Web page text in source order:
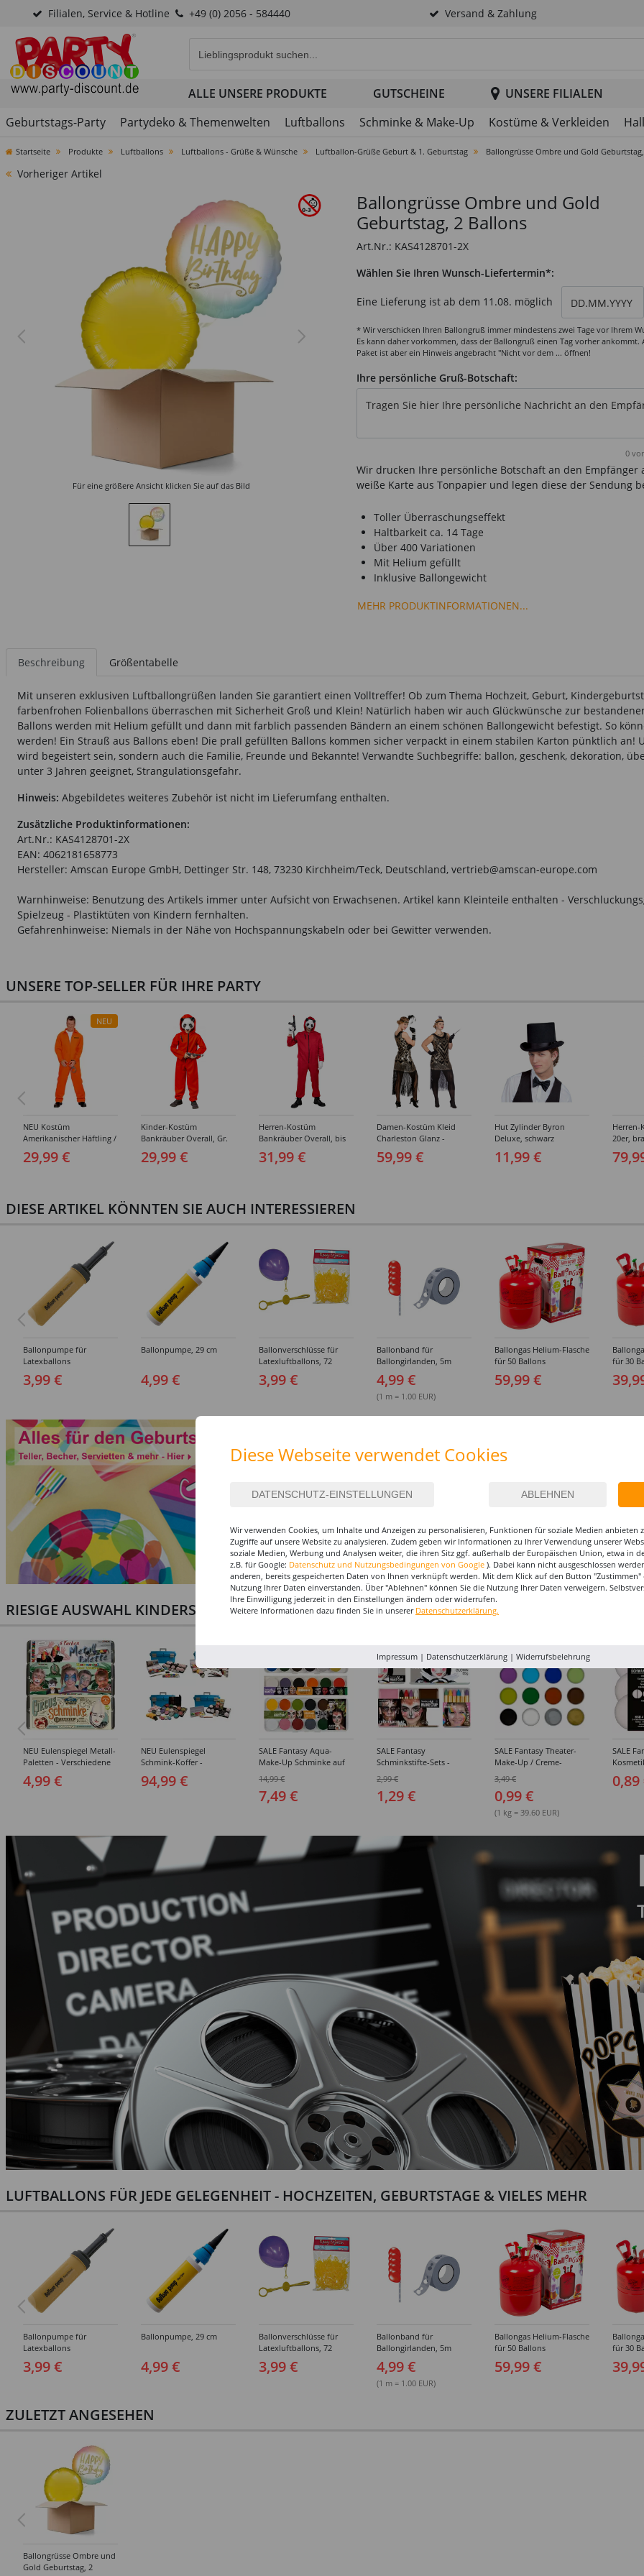
Filialen, Service & Hotline +49 (0) 2056 - 584440 Versand & Zahlung
ALLE UNSERE PRODUKTE GUTSCHEINE
UNSERE FILIALEN
Geburtstags-Party
Partydeko & Themenwelten Luftballons Schminke & Make-Up Kostüme & Verkleiden
Startseite Produkte Luftballons Luftballons - Grüße & Wünsche Luftballon-Grüße Geburt & 1. Geburtstag Ballongrüsse Ombre und Gold
Vorheriger Artikel
Für eine größere Ansicht klicken Sie auf das Bild
Ballongrüsse Ombre und Gold
Geburtstag, 2 Ballons
Art.Nr.: KAS4128701-2X
Wählen Sie Ihren Wunsch-Liefertermin*:
Eine Lieferung ist ab dem 11.08. möglich
* Wir verschicken Ihren Ballongruß immer mindestens zwei Tage vor Ihrem
Es kann daher vorkommen, dass der Ballongruß einen Tag vorher ankommt.
Paket ist aber ein Hinweis angebracht "Nicht vor dem ... öffnen!
Ihre persönliche Gruß-Botschaft:
0
Wir drucken Ihre persönliche Botschaft an den Empfänger
weiße Karte aus Tonpapier und legen diese der Sendung
Toller Überraschungseffekt
Haltbarkeit ca. 14 Tage
Über 400 Variationen
Mit Helium gefüllt
Inklusive Ballongewicht
MEHR PRODUKTINFORMATIONEN...
Beschreibung Größentabelle
Mit unseren exklusiven Luftballongrüßen landen Sie garantiert einen Volltreffer! Ob zum Thema Hochzeit, Geburt,
farbenfrohen Folienballons überraschen mit Sicherheit Groß und Klein! Natürlich haben wir auch Glückwünsche zur
Ballons werden mit Helium gefüllt und dann mit farblich passenden Bändern an einem schönen Ballongewicht befestigt. So
werden! Ein Strauß aus Ballons eben! Die prall gefüllten Ballons kommen sicher verpackt in einem stabilen Karton pünktlich an!
wird begeistert sein, sondern auch die Familie, Freunde und Bekannte! Verwandte Suchbegriffe: ballon, geschenk, dekoration,
unter 3 Jahren geeignet, Strangulationsgefahr.
Hinweis: Abgebildetes weiteres Zubehör ist nicht im Lieferumfang enthalten.
Zusätzliche Produktinformationen:
Art.Nr.: KAS4128701-2X
EAN: 4062181658773
Hersteller: Amscan Europe GmbH, Dettinger Str. 148, 73230 Kirchheim/Teck, Deutschland, vertrieb@amscan-europe.com
Warnhinweise: Benutzung des Artikels immer unter Aufsicht von Erwachsenen. Artikel kann Kleinteile enthalten -
Spielzeug - Plastiktüten von Kindern fernhalten.
Gefahrenhinweise: Niemals in der Nähe von Hochspannungskabeln oder bei Gewitter verwenden.
UNSERE TOP-SELLER FÜR IHRE PARTY
NEU
NEU Kostüm
Amerikanischer Häftling /
- verschiedene Größen
29,99 €
Kinder-Kostüm
Bankräuber Overall, Gr.
29,99 €
Herren-Kostüm
Bankräuber Overall, bis
31,99 €
Damen-Kostüm Kleid
Charleston Glanz -
XXL)
59,99 €
Hut Zylinder Byron
Deluxe, schwarz
11,99 €
Herren-
20er,
(46-64)
DIESE ARTIKEL KÖNNTEN SIE AUCH INTERESSIEREN
Ballonpumpe für
Latexballons
3,99 €
Ballonpumpe, 29 cm
4,99 €
Ballonverschlüsse für
Latexluftballons, 72
3,99 €
Ballonband für
Ballongirlanden, 5m
4,99 €
(1 m = 1.00 EUR)
Ballongas Helium-Flasche
für 50 Ballons
59,99 €
für 30
RIESIGE AUSWAHL KINDERSCHMINKEN, PROFI-MAKE-UP & ZUBEHÖR
NEU Eulenspiegel Metall-
Paletten - Verschiedene
Sets
4,99 €
NEU Eulenspiegel
Schmink-Koffer -
Verschiedene
Ausführungen
94,99 €
SALE Fantasy Aqua-
Make-Up Schminke auf
Wasserbasis, Malkästen /
Paletten - Verschiedene
Ausführungen
14,99 €
7,49 €
SALE Fantasy
Schminkstifte-Sets -
Verschiedene
Ausführungen
2,99 €
1,29 €
SALE Fantasy Theater-
Make-Up / Creme-
Schminke auf Fettbasis,
25g - Verschiedene
Karnevalsfarben
3,49 €
0,99 €
(1 kg = 39.60 EUR)
SALE
0,89
LUFTBALLONS FÜR JEDE GELEGENHEIT - HOCHZEITEN, GEBURTSTAGE & VIELES MEHR
Ballonpumpe für
Latexballons
3,99 €
Ballonpumpe, 29 cm
4,99 €
Ballonverschlüsse für
Latexluftballons, 72
Stück
3,99 €
Ballonband für
Ballongirlanden, 5m
Deko-Band aus PVC
4,99 €
(1 m = 1.00 EUR)
Ballongas Helium-Flasche
für 50 Ballons
59,99 €
für 30
ZULETZT ANGESEHEN
Ballongrüsse Ombre und
Gold Geburtstag, 2
Diese Webseite verwendet Cookies
Wir verwenden Cookies, um Inhalte und Anzeigen zu personalisieren, Funktionen für soziale Medien anbieten
Zugriffe auf unsere Website zu analysieren. Zudem geben wir Informationen zu Ihrer Verwendung unserer
soziale Medien, Werbung und Analysen weiter, die ihren Sitz ggf. außerhalb der Europäischen Union, etwa in
z.B. für Google: Datenschutz und Nutzungsbedingungen von Google ). Dabei kann nicht ausgeschlossen
anderen, bereits gespeicherten Daten von Ihnen verknüpft werden. Mit dem Klick auf den Button "Zustimmen"
Nutzung Ihrer Daten einverstanden. Über "Ablehnen" können Sie die Nutzung Ihrer Daten verweigern.
Ihre Einwilligung jederzeit in den Einstellungen ändern oder widerrufen.
Weitere Informationen dazu finden Sie in unserer Datenschutzerklärung.
Impressum| Datenschutzerklärung| Widerrufsbelehrung